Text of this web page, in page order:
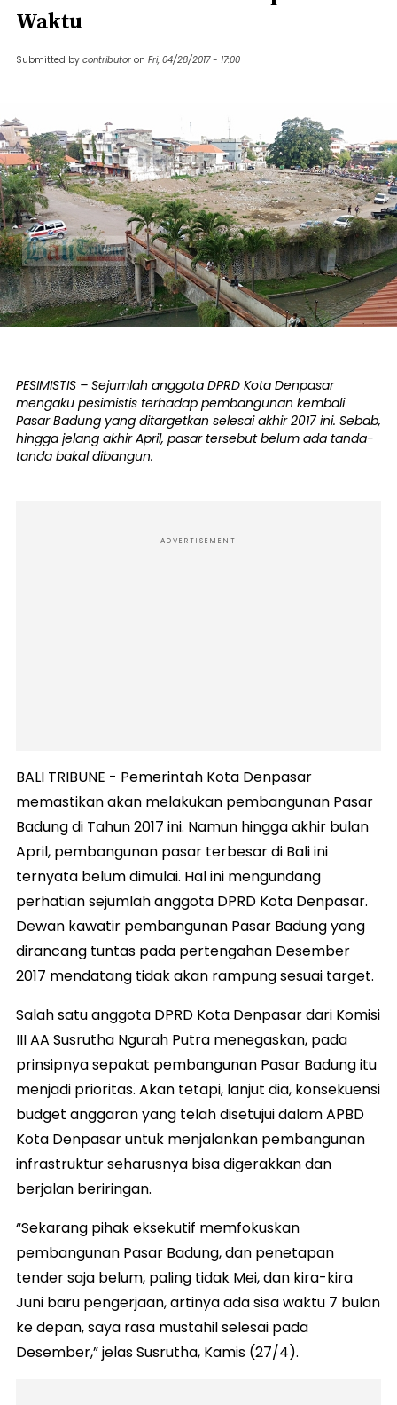
Waktu
Submitted by contributor on Fri, 04/28/2017 - 17:00
PESIMISTIS – Sejumlah anggota DPRD Kota Denpasar
mengaku pesimistis terhadap pembangunan kembali
Pasar Badung yang ditargetkan selesai akhir 2017 ini. Sebab,
hingga jelang akhir April, pasar tersebut belum ada tanda-
tanda bakal dibangun.
ADVERTISEMENT
BALI TRIBUNE - Pemerintah Kota Denpasar
memastikan akan melakukan pembangunan Pasar
Badung di Tahun 2017 ini. Namun hingga akhir bulan
April, pembangunan pasar terbesar di Bali ini
ternyata belum dimulai. Hal ini mengundang
perhatian sejumlah anggota DPRD Kota Denpasar.
Dewan kawatir pembangunan Pasar Badung yang
dirancang tuntas pada pertengahan Desember
2017 mendatang tidak akan rampung sesuai target.
Salah satu anggota DPRD Kota Denpasar dari Komisi
III AA Susrutha Ngurah Putra menegaskan, pada
prinsipnya sepakat pembangunan Pasar Badung itu
menjadi prioritas. Akan tetapi, lanjut dia, konsekuensi
budget anggaran yang telah disetujui dalam APBD
Kota Denpasar untuk menjalankan pembangunan
infrastruktur seharusnya bisa digerakkan dan
berjalan beriringan.
“Sekarang pihak eksekutif memfokuskan
pembangunan Pasar Badung, dan penetapan
tender saja belum, paling tidak Mei, dan kira-kira
Juni baru pengerjaan, artinya ada sisa waktu 7 bulan
ke depan, saya rasa mustahil selesai pada
Desember,” jelas Susrutha, Kamis (27/4).